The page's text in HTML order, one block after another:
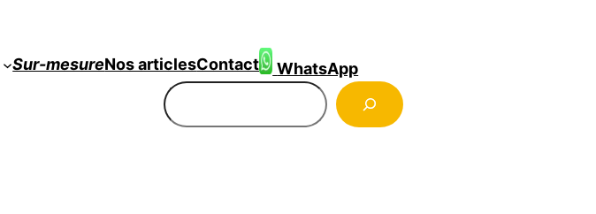
Sur-mesureNos articlesContact
WhatsApp
Rechercher